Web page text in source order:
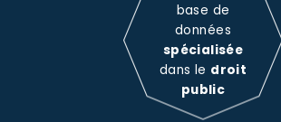
base de
données
spécialisée
dans le droit
public